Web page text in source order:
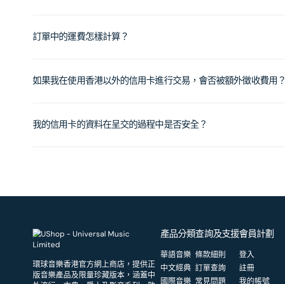
訂單中的運費怎樣計算？
如果我在使用香港以外的信用卡進行交易，會否被額外徵收費用？
我的信用卡的資料在呈交的過程中是否安全？
環球音樂香港官方網上商店，提供正
版音樂產品及限量珍藏版本，涵蓋中
產品分類
華語音樂
中文經典
國際音樂
查詢及支援
條款細則
訂單查詢
常見問題
會員計劃
登入
註冊
我的帳號